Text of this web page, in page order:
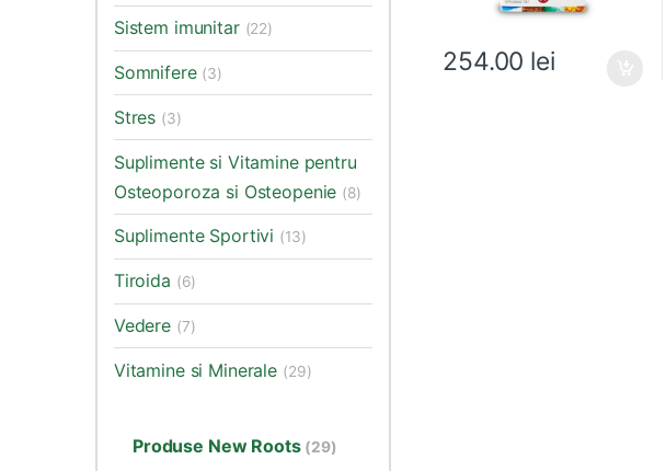
254.00 lei
Sistem imunitar (22)
Somnifere (3)
Stres (3)
Suplimente si Vitamine pentru
Osteoporoza si Osteopenie (8)
Suplimente Sportivi (13)
Tiroida (6)
Vedere (7)
Vitamine si Minerale (29)
Produse New Roots (29)